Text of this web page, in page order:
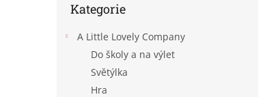
kategorie
Kategorie
A Little Lovely Company
Do školy a na výlet
Světýlka
Hra